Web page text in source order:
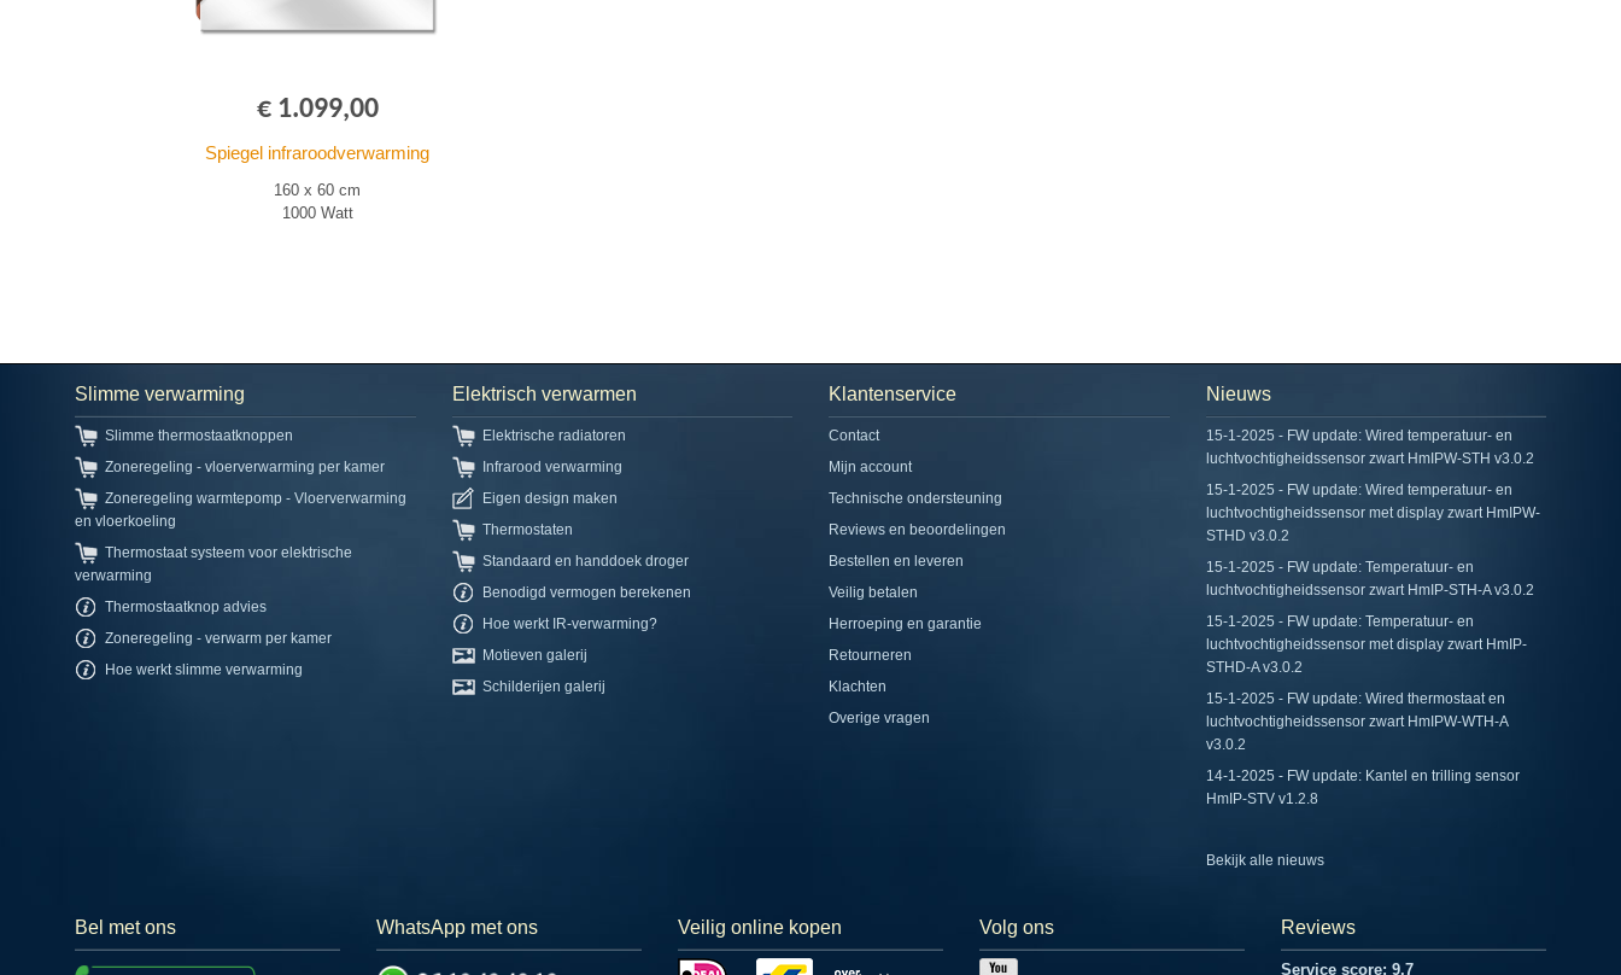
€ 1.099,00
Spiegel infraroodverwarming
160 x 60 cm
1000 Watt
Slimme verwarming
Slimme thermostaatknoppen
Zoneregeling - vloerverwarming per kamer
Zoneregeling warmtepomp - Vloerverwarming
en vloerkoeling
Thermostaat systeem voor elektrische
verwarming
Thermostaatknop advies
Zoneregeling - verwarm per kamer
Hoe werkt slimme verwarming
Elektrisch verwarmen
Elektrische radiatoren
Infrarood verwarming
Eigen design maken
Thermostaten
Standaard en handdoek droger
Benodigd vermogen berekenen
Hoe werkt IR-verwarming?
Motieven galerij
Schilderijen galerij
Klantenservice
Contact
Mijn account
Technische ondersteuning
Reviews en beoordelingen
Bestellen en leveren
Veilig betalen
Herroeping en garantie
Retourneren
Klachten
Overige vragen
Nieuws
15-1-2025 - FW update: Wired temperatuur- en
luchtvochtigheidssensor zwart HmIPW-STH v3.0.2
15-1-2025 - FW update: Wired temperatuur- en
luchtvochtigheidssensor met display zwart HmIPW-
STHD v3.0.2
15-1-2025 - FW update: Temperatuur- en
luchtvochtigheidssensor zwart HmIP-STH-A v3.0.2
15-1-2025 - FW update: Temperatuur- en
luchtvochtigheidssensor met display zwart HmIP-
STHD-A v3.0.2
15-1-2025 - FW update: Wired thermostaat en
luchtvochtigheidssensor zwart HmIPW-WTH-A
v3.0.2
14-1-2025 - FW update: Kantel en trilling sensor
HmIP-STV v1.2.8
Bekijk alle nieuws
Bel met ons WhatsApp met ons Veilig online kopen Volg ons Reviews
Service score: 9,7